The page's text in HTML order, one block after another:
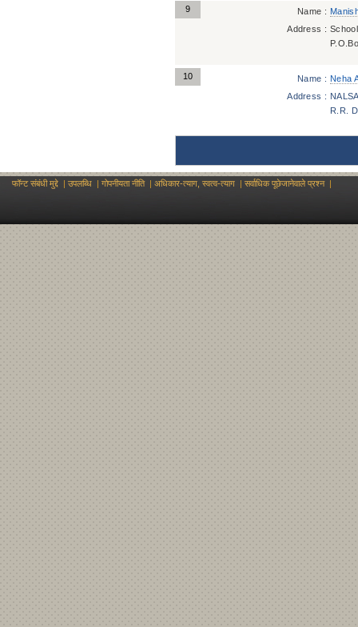
9 Name :
Address :
10 Name : Neha
Address :
R.R.
फॉन्ट संबंधी मुद्दे | उपलब्धि | गोपनीयता नीति| अधिकार-त्याग, स्वत्व-त्याग | सर्वाधिक पूछेजानेवाले प्रश्न|